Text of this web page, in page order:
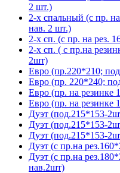
2 шт.)
2-х спальный (с пр.
нав. 2 шт.)
2-х сп. (с пр. на рез.
2-х сп. ( с пр.на
2шт)
Евро (пр.220*210;
Евро (пр. 220*240;
Евро (пр. на резинке
Евро (пр. на резинке
Дуэт (под.215*153-
Дуэт (под.215*153-
Дуэт (под.215*153-
Дуэт (с пр.на
Дуэт (с пр.на
нав.2шт)